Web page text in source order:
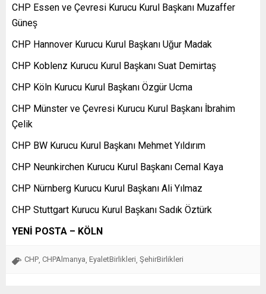
CHP Essen ve Çevresi Kurucu Kurul Başkanı Muzaffer
Güneş
CHP Hannover Kurucu Kurul Başkanı Uğur Madak
CHP Koblenz Kurucu Kurul Başkanı Suat Demirtaş
CHP Köln Kurucu Kurul Başkanı Özgür Ucma
CHP Münster ve Çevresi Kurucu Kurul Başkanı İbrahim
Çelik
CHP BW Kurucu Kurul Başkanı Mehmet Yıldırım
CHP Neunkirchen Kurucu Kurul Başkanı Cemal Kaya
CHP Nürnberg Kurucu Kurul Başkanı Ali Yılmaz
CHP Stuttgart Kurucu Kurul Başkanı Sadık Öztürk
YENİ POSTA – KÖLN
CHP CHPAlmanya EyaletBirlikleri ŞehirBirlikleri